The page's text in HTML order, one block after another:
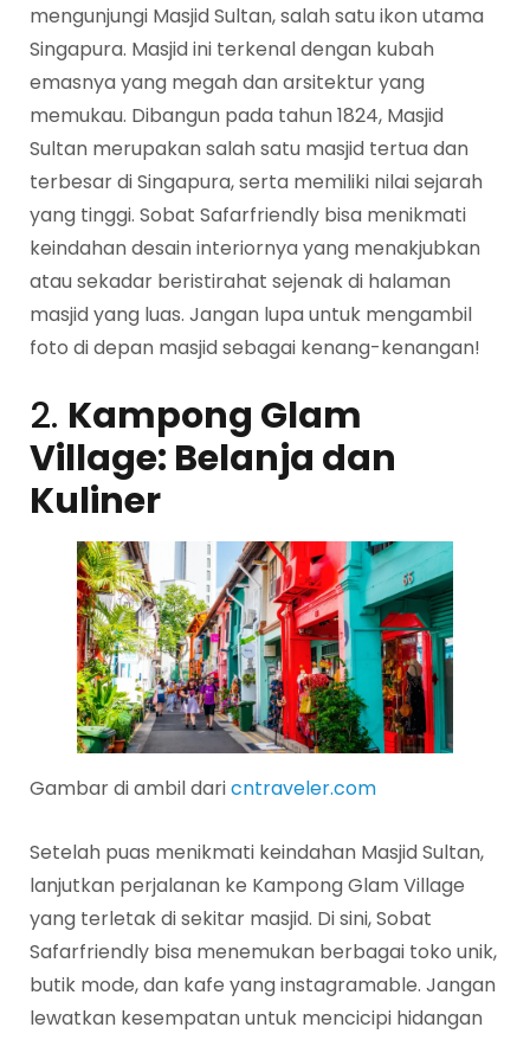
mengunjungi Masjid Sultan, salah satu ikon utama
Singapura. Masjid ini terkenal dengan kubah
emasnya yang megah dan arsitektur yang
memukau. Dibangun pada tahun 1824, Masjid
Sultan merupakan salah satu masjid tertua dan
terbesar di Singapura, serta memiliki nilai sejarah
yang tinggi. Sobat Safarfriendly bisa menikmati
keindahan desain interiornya yang menakjubkan
atau sekadar beristirahat sejenak di halaman
masjid yang luas. Jangan lupa untuk mengambil
foto di depan masjid sebagai kenang-kenangan!
2. Kampong Glam
Village: Belanja dan
Kuliner
Gambar di ambil daricntraveler.com
Setelah puas menikmati keindahan Masjid Sultan,
lanjutkan perjalanan ke Kampong Glam Village
yang terletak di sekitar masjid. Di sini, Sobat
Safarfriendly bisa menemukan berbagai toko unik,
butik mode, dan kafe yang instagramable. Jangan
lewatkan kesempatan untuk mencicipi hidangan